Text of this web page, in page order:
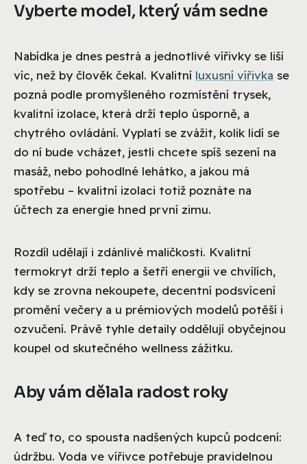
Vyberte model, který vám sedne
Nabídka je dnes pestrá a jednotlivé vířivky se liší
víc, než by člověk čekal. Kvalitní luxusní vířivka se
pozná podle promyšleného rozmístění trysek,
kvalitní izolace, která drží teplo úsporně, a
chytrého ovládání. Vyplatí se zvážit, kolik lidí se
do ní bude vcházet, jestli chcete spíš sezení na
masáž, nebo pohodlné lehátko, a jakou má
spotřebu – kvalitní izolaci totiž poznáte na
účtech za energie hned první zimu.
Rozdíl udělají i zdánlivé maličkosti. Kvalitní
termokryt drží teplo a šetří energii ve chvílích,
kdy se zrovna nekoupete, decentní podsvícení
promění večery a u prémiových modelů potěší i
ozvučení. Právě tyhle detaily oddělují obyčejnou
koupel od skutečného wellness zážitku.
Aby vám dělala radost roky
A teď to, co spousta nadšených kupců podcení:
údržbu. Voda ve vířivce potřebuje pravidelnou